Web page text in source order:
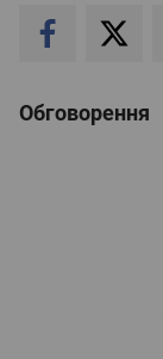
Обговорення